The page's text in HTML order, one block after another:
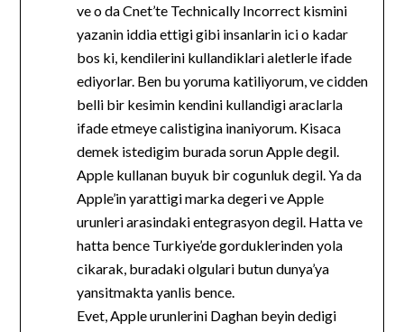
ve o da Cnet’te Technically Incorrect kismini
yazanin iddia ettigi gibi insanlarin ici o kadar
bos ki, kendilerini kullandiklari aletlerle ifade
ediyorlar. Ben bu yoruma katiliyorum, ve cidden
belli bir kesimin kendini kullandigi araclarla
ifade etmeye calistigina inaniyorum. Kisaca
demek istedigim burada sorun Apple degil.
Apple kullanan buyuk bir cogunluk degil. Ya da
Apple’in yarattigi marka degeri ve Apple
urunleri arasindaki entegrasyon degil. Hatta ve
hatta bence Turkiye’de gorduklerinden yola
cikarak, buradaki olgulari butun dunya’ya
yansitmakta yanlis bence.
Evet, Apple urunlerini Daghan beyin dedigi